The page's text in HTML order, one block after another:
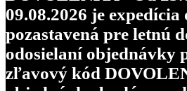
09.08.2026 je
pozastavená pre letnú
odosielaní objednávky
zľavový kód